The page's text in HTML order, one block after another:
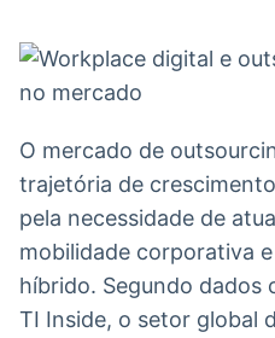
Soluções de Dados
e Conteúdos
O mercado de
trajetória de
pela necessidade de
mobilidade corporativa
híbrido. Segundo dados
TI Inside, o setor global